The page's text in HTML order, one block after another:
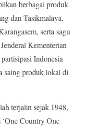
berbagai produk
dan Tasikmalaya,
serta sagu
Kementerian
Indonesia
saing produk lokal di
terjalin sejak 1948,
Country One